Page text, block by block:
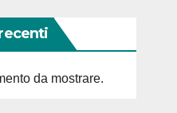
da mostrare.